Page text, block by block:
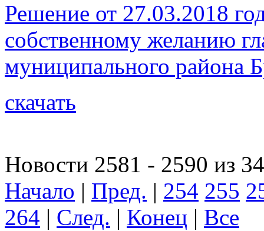
Решение от 27.03.2018
собственному желанию
муниципального района
скачать
Новости 2581 - 2590 из
Начало | Пред. | 254 255
264 | След. | Конец | Все